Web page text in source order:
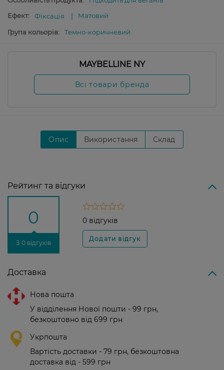
Ефект:
Фіксація Матовий
Група кольорів: Темно-коричневий
MAYBELLINE NY
Всі товари бренда
Опис Використання Склад
Рейтинг та відгуки
0
З 0 відгуків
0 відгуків
Доставка
Нова пошта
У відділення Нової пошти - 99 грн,
безкоштовно від 699 грн
Укрпошта
Вартість доставки - 79 грн, безкоштовна
доставка від - 599 грн